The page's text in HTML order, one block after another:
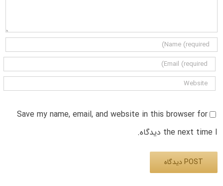
Save my name, email, and website in this browser for
the next time I دیدگاه.